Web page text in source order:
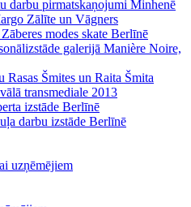
darbu pirmatskaņojumi Minhenē
Zālīte un Vāgners
modes skate Berlīnē
galerijā Manière Noire,
Šmites un Raita Šmita
transmediale 2013
izstāde Berlīnē
darbu izstāde Berlīnē
uzņēmējiem